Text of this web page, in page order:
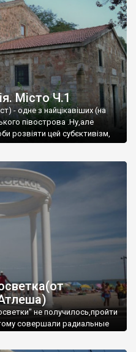
Місто Ч.1
- одне з найцікавіших (на
півострова .Ну,але
розвіяти цей субєктивізм,
не получилось,пройти
совершали радиальные